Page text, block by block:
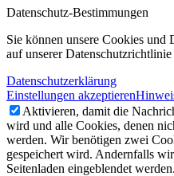
Datenschutz-Bestimmungen
Sie können unsere Cookies und
auf unserer Datenschutzrichtlinie
Datenschutzerklärung
Einstellungen akzeptieren
Aktivieren, damit die
wird und alle Cookies, denen
werden. Wir benötigen zwei
gespeichert wird. Andernfalls
Seitenladen eingeblendet werden.